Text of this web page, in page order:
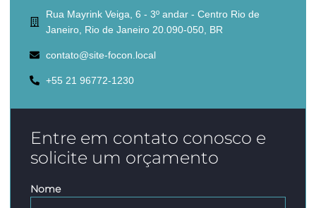
Rua Mayrink Veiga, 6 - 3º andar - Centro Rio de
Janeiro, Rio de Janeiro 20.090-050, BR
contato@site-focon.local
+55 21 96772-1230
Entre em contato conosco e
solicite um orçamento
Nome